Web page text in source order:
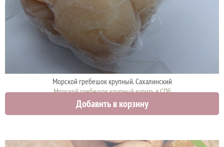
Морской гребешок крупный. Сахалинский
Морской гребешок крупный купить в СПб
2750 руб.
Добавить в корзину